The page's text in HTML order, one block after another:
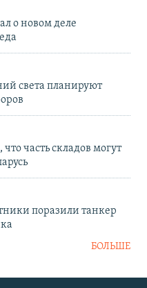
о новом деле
света планируют
часть складов могут
поразили танкер
БОЛЬШЕ